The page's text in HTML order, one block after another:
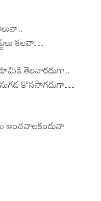
కలవా…
తెలవారదుగా..
కొనసాగదుగా…
అంచనాలకందునా